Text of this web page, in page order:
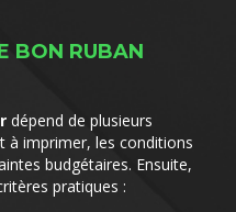
BON RUBAN
dépend de plusieurs
à imprimer, les conditions
budgétaires. Ensuite,
pratiques :